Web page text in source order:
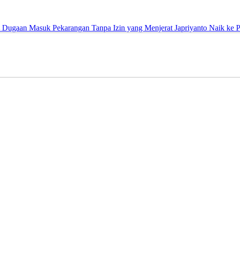
Pekarangan Tanpa Izin yang Menjerat Japriyanto Naik ke Penyidikan